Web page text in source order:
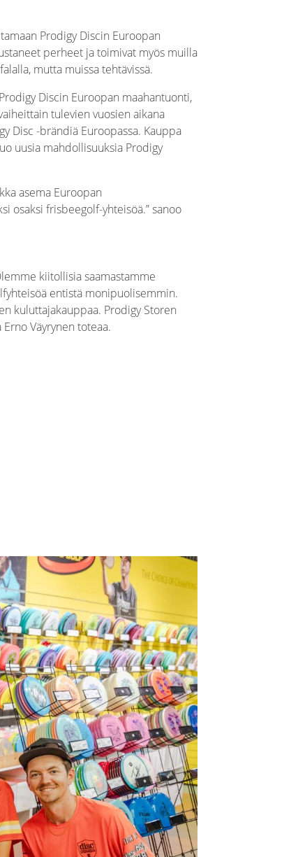
Prodigy Discin Euroopan
perheet ja toimivat myös muilla
mutta muissa tehtävissä.
Discin Euroopan maahantuonti,
tulevien vuosien aikana
Disc -brändiä Euroopassa. Kauppa
uusia mahdollisuuksia Prodigy
asema Euroopan
osaksi frisbeegolf-yhteisöä.” sanoo
kiitollisia saamastamme
entistä monipuolisemmin.
kuluttajakauppaa. Prodigy Storen
Väyrynen toteaa.